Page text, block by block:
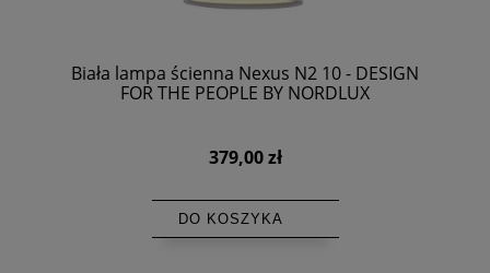
Biała lampa ścienna Nexus N2 10 - DESIGN
FOR THE PEOPLE BY NORDLUX
379,00 zł
DO KOSZYKA